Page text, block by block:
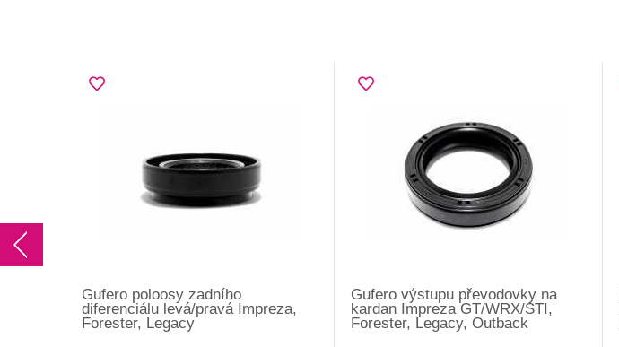
Gufero poloosy zadního
diferenciálu levá/pravá Impreza,
Forester, Legacy
Gufero výstupu převodovky na
kardan Impreza GT/WRX/STI,
Forester, Legacy, Outback